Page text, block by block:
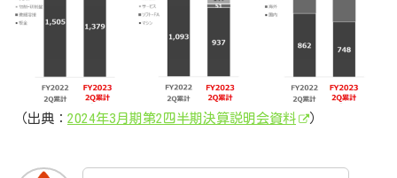
（出典： 2024年3月期第2四半期決算説明会資料 ）